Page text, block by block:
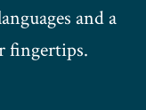
and a
fingertips.